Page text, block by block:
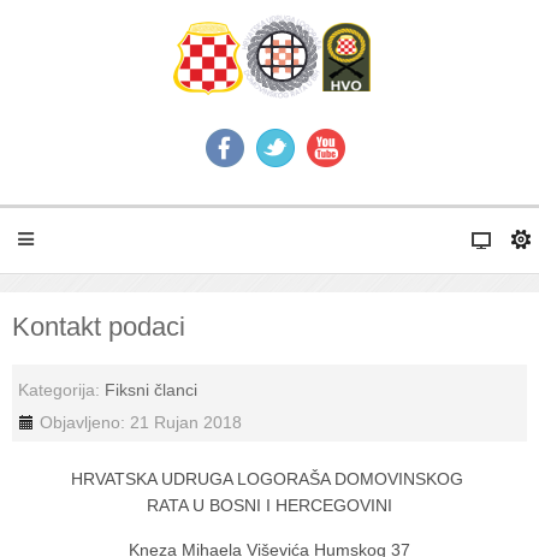
Kontakt podaci
Kategorija: Fiksni članci
Objavljeno: 21 Rujan 2018
HRVATSKA UDRUGA LOGORAŠA DOMOVINSKOG
RATA U BOSNI I HERCEGOVINI
Kneza Mihaela Viševića Humskog 37